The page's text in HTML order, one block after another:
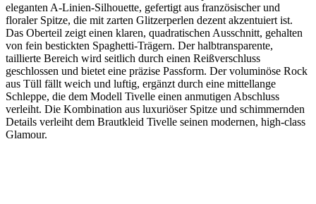
eleganten A-Linien-Silhouette, gefertigt aus französischer und
floraler Spitze, die mit zarten Glitzerperlen dezent akzentuiert ist.
Das Oberteil zeigt einen klaren, quadratischen Ausschnitt, gehalten
von fein bestickten Spaghetti-Trägern. Der halbtransparente,
taillierte Bereich wird seitlich durch einen Reißverschluss
geschlossen und bietet eine präzise Passform. Der voluminöse Rock
aus Tüll fällt weich und luftig, ergänzt durch eine mittellange
Schleppe, die dem Modell Tivelle einen anmutigen Abschluss
verleiht. Die Kombination aus luxuriöser Spitze und schimmernden
Details verleiht dem Brautkleid Tivelle seinen modernen, high-class
Glamour.